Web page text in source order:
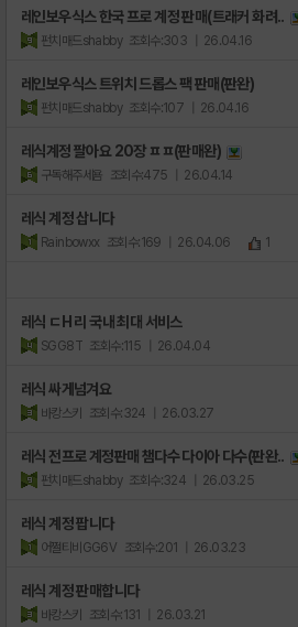
레인보우식스 한국 프로 계정 판매(트래커 화려..
펀치매드shabby 조회수:303 | 26.04.16
레인보우식스 트위치 드롭스 팩 판매(판완)
펀치매드shabby 조회수:107 | 26.04.16
레식계정 팔아요 20장 ㅍㅍ(판매완)
구독해주세욤 조회수:475 | 26.04.14
레식 계정 삽니다
Rainbowxx 조회수:169 | 26.04.06 1
레식 ㄷH 리 국내 최대 서비스
SGG8T 조회수:115 | 26.04.04
레식 싸게넘겨요
바캉스키 조회수:324 | 26.03.27
레식 전프로 계정판매 챔다수 다이아 다수(판완..
펀치매드shabby 조회수:324 | 26.03.25
레식 계정 팝니다
어쩔티비GG6V 조회수:201 | 26.03.23
레식 계정 판매합니다
바캉스키 조회수:131 | 26.03.21